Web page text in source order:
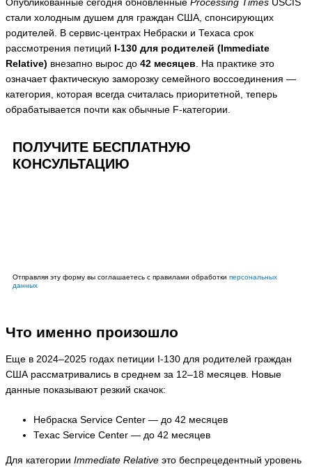
Опубликованные сегодня обновленные Processing Times USCIS
стали холодным душем для граждан США, спонсирующих
родителей. В сервис-центрах Небраски и Техаса срок
рассмотрения петиций I-130 для родителей (Immediate
Relative) внезапно вырос до 42 месяцев . На практике это
означает фактическую заморозку семейного воссоединения —
категория, которая всегда считалась приоритетной, теперь
обрабатывается почти как обычные F-категории.
ПОЛУЧИТЕ БЕСПЛАТНУЮ
КОНСУЛЬТАЦИЮ
Отправляя эту форму вы соглашаетесь с правилами обработки персональных
данных
Что именно произошло
Еще в 2024–2025 годах петиции I-130 для родителей граждан
США рассматривались в среднем за 12–18 месяцев. Новые
данные показывают резкий скачок:
Небраска Service Center — до 42 месяцев
Техас Service Center — до 42 месяцев
Для категории Immediate Relative это беспрецедентный уровень